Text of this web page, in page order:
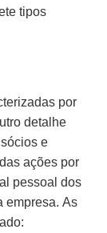
tipos
por
detalhe
e
ações por
pessoal dos
empresa. As